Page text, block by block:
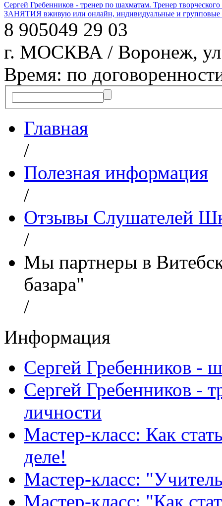
Сергей Гребенников - тренер по шахматам. Тренер
ЗАНЯТИЯ вживую или онлайн, индивидуальные и групповые
8 905049 29 03
г. МОСКВА / Воронеж,
Время: по
Главная
/
Полезная информация
/
Отзывы Слушателей
/
Мы партнеры в
базара"
/
Информация
Сергей Гребенников -
Сергей Гребенников -
личности
Мастер-класс: Как
деле!
Мастер-класс:
Мастер-класс: "Как